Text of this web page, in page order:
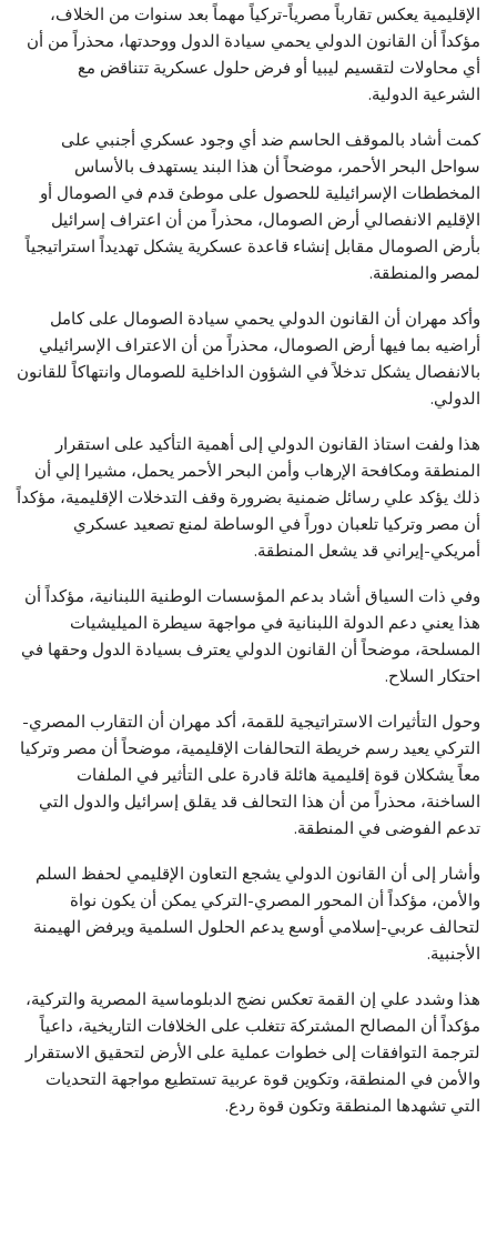
الإقليمية يعكس تقارباً مصرياً-تركياً مهماً بعد سنوات من الخلاف،
مؤكداً أن القانون الدولي يحمي سيادة الدول ووحدتها، محذراً من أن
أي محاولات لتقسيم ليبيا أو فرض حلول عسكرية تتناقض مع
الشرعية الدولية.
كمت أشاد بالموقف الحاسم ضد أي وجود عسكري أجنبي على
سواحل البحر الأحمر، موضحاً أن هذا البند يستهدف بالأساس
المخططات الإسرائيلية للحصول على موطئ قدم في الصومال أو
الإقليم الانفصالي أرض الصومال، محذراً من أن اعتراف إسرائيل
بأرض الصومال مقابل إنشاء قاعدة عسكرية يشكل تهديداً استراتيجياً
لمصر والمنطقة.
وأكد مهران أن القانون الدولي يحمي سيادة الصومال على كامل
أراضيه بما فيها أرض الصومال، محذراً من أن الاعتراف الإسرائيلي
بالانفصال يشكل تدخلاً في الشؤون الداخلية للصومال وانتهاكاً للقانون
الدولي.
هذا ولفت استاذ القانون الدولي إلى أهمية التأكيد على استقرار
المنطقة ومكافحة الإرهاب وأمن البحر الأحمر يحمل، مشيرا إلي أن
ذلك يؤكد علي رسائل ضمنية بضرورة وقف التدخلات الإقليمية، مؤكداً
أن مصر وتركيا تلعبان دوراً في الوساطة لمنع تصعيد عسكري
أمريكي-إيراني قد يشعل المنطقة.
وفي ذات السياق أشاد بدعم المؤسسات الوطنية اللبنانية، مؤكداً أن
هذا يعني دعم الدولة اللبنانية في مواجهة سيطرة الميليشيات
المسلحة، موضحاً أن القانون الدولي يعترف بسيادة الدول وحقها في
احتكار السلاح.
وحول التأثيرات الاستراتيجية للقمة، أكد مهران أن التقارب المصري-
التركي يعيد رسم خريطة التحالفات الإقليمية، موضحاً أن مصر وتركيا
معاً يشكلان قوة إقليمية هائلة قادرة على التأثير في الملفات
الساخنة، محذراً من أن هذا التحالف قد يقلق إسرائيل والدول التي
تدعم الفوضى في المنطقة.
وأشار إلى أن القانون الدولي يشجع التعاون الإقليمي لحفظ السلم
والأمن، مؤكداً أن المحور المصري-التركي يمكن أن يكون نواة
لتحالف عربي-إسلامي أوسع يدعم الحلول السلمية ويرفض الهيمنة
الأجنبية.
هذا وشدد علي إن القمة تعكس نضج الدبلوماسية المصرية والتركية،
مؤكداً أن المصالح المشتركة تتغلب على الخلافات التاريخية، داعياً
لترجمة التوافقات إلى خطوات عملية على الأرض لتحقيق الاستقرار
والأمن في المنطقة، وتكوين قوة عربية تستطيع مواجهة التحديات
التي تشهدها المنطقة وتكون قوة ردع.